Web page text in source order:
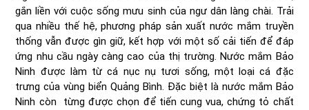
gắn liền với cuộc sống mưu sinh của ngư dân làng chài. Trải
qua nhiều thế hệ, phương pháp sản xuất nước mắm truyền
thống vẫn được gìn giữ, kết hợp với một số cải tiến để đáp
ứng nhu cầu ngày càng cao của thị trường. Nước mắm Bảo
Ninh được làm từ cá nục nụ tươi sống, một loại cá đặc
trưng của vùng biển Quảng Bình. Đặc biệt là nước mắm Bảo
Ninh còn từng được chọn để tiến cung vua, chứng tỏ chất